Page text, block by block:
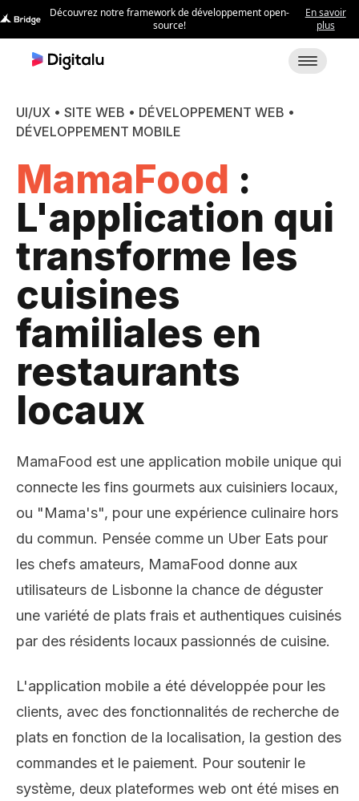
UI/UX • SITE WEB • DÉVELOPPEMENT WEB •
DÉVELOPPEMENT MOBILE
MamaFood :
L'application qui
transforme les
cuisines
familiales en
restaurants
locaux
MamaFood est une application mobile unique qui
connecte les fins gourmets aux cuisiniers locaux,
ou "Mama's", pour une expérience culinaire hors
du commun. Pensée comme un Uber Eats pour
les chefs amateurs, MamaFood donne aux
utilisateurs de Lisbonne la chance de déguster
une variété de plats frais et authentiques cuisinés
par des résidents locaux passionnés de cuisine.
L'application mobile a été développée pour les
clients, avec des fonctionnalités de recherche de
plats en fonction de la localisation, la gestion des
commandes et le paiement. Pour soutenir le
système, deux plateformes web ont été mises en